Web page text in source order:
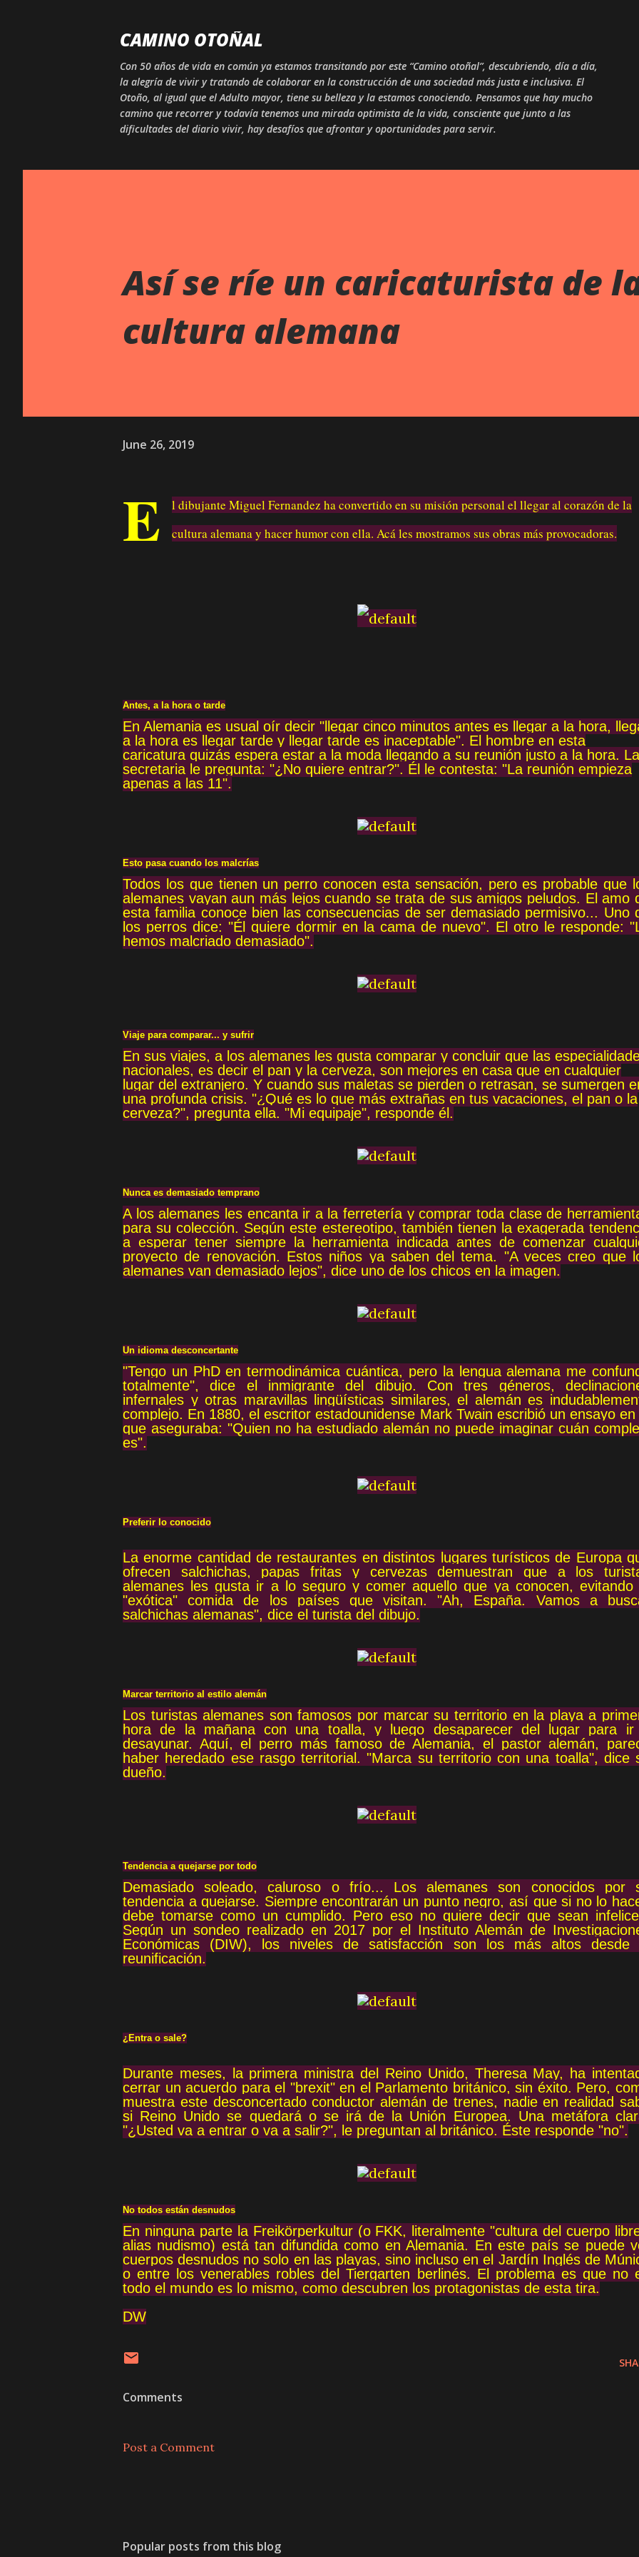
CAMINO OTOÑAL
Con 50 años de vida en común ya estamos transitando por este “Camino otoñal”, descubriendo, día a día,
la alegría de vivir y tratando de colaborar en la construcción de una sociedad más justa e inclusiva. El
Otoño, al igual que el Adulto mayor, tiene su belleza y la estamos conociendo. Pensamos que hay mucho
camino que recorrer y todavía tenemos una mirada optimista de la vida, consciente que junto a las
dificultades del diario vivir, hay desafíos que afrontar y oportunidades para servir.
Así se ríe un caricaturista de
cultura alemana
June 26, 2019
E
l dibujante Miguel Fernandez ha convertido en su misión personal el llegar al corazón de la
cultura alemana y hacer humor con ella. Acá les mostramos sus obras más provocadoras.
Antes, a la hora o tarde
En Alemania es usual oír decir "llegar cinco minutos antes es llegar a la hora,
a la hora es llegar tarde y llegar tarde es inaceptable". El hombre en esta
caricatura quizás espera estar a la moda llegando a su reunión justo a la hora. La
secretaria le pregunta: "¿No quiere entrar?". Él le contesta: "La reunión empieza
apenas a las 11".
Esto pasa cuando los malcrías
Todos los que tienen un perro conocen esta sensación, pero es probable que
alemanes vayan aun más lejos cuando se trata de sus amigos peludos. El amo
esta familia conoce bien las consecuencias de ser demasiado permisivo... Uno
los perros dice: "Él quiere dormir en la cama de nuevo". El otro le responde:
hemos malcriado demasiado".
Viaje para comparar... y sufrir
En sus viajes, a los alemanes les gusta comparar y concluir que las
nacionales, es decir el pan y la cerveza, son mejores en casa que en cualquier
lugar del extranjero. Y cuando sus maletas se pierden o retrasan, se sumergen
una profunda crisis. "¿Qué es lo que más extrañas en tus vacaciones, el pan o la
cerveza?", pregunta ella. "Mi equipaje", responde él.
Nunca es demasiado temprano
A los alemanes les encanta ir a la ferretería y comprar toda clase de
para su colección. Según este estereotipo, también tienen la exagerada
a esperar tener siempre la herramienta indicada antes de comenzar
proyecto de renovación. Estos niños ya saben del tema. "A veces creo que
alemanes van demasiado lejos", dice uno de los chicos en la imagen.
Un idioma desconcertante
"Tengo un PhD en termodinámica cuántica, pero la lengua alemana me
totalmente", dice el inmigrante del dibujo. Con tres géneros,
infernales y otras maravillas lingüísticas similares, el alemán es
complejo. En 1880, el escritor estadounidense Mark Twain escribió un ensayo en
que aseguraba: "Quien no ha estudiado alemán no puede imaginar cuán
es".
Preferir lo conocido
La enorme cantidad de restaurantes en distintos lugares turísticos de Europa
ofrecen salchichas, papas fritas y cervezas demuestran que a los
alemanes les gusta ir a lo seguro y comer aquello que ya conocen, evitando
"exótica" comida de los países que visitan. "Ah, España. Vamos a
salchichas alemanas", dice el turista del dibujo.
Marcar territorio al estilo alemán
Los turistas alemanes son famosos por marcar su territorio en la playa a
hora de la mañana con una toalla, y luego desaparecer del lugar para
desayunar. Aquí, el perro más famoso de Alemania, el pastor alemán,
haber heredado ese rasgo territorial. "Marca su territorio con una toalla", dice
dueño.
Tendencia a quejarse por todo
Demasiado soleado, caluroso o frío... Los alemanes son conocidos por
tendencia a quejarse. Siempre encontrarán un punto negro, así que si no lo
debe tomarse como un cumplido. Pero eso no quiere decir que sean
Según un sondeo realizado en 2017 por el Instituto Alemán de
Económicas (DIW), los niveles de satisfacción son los más altos desde
reunificación.
¿Entra o sale?
Durante meses, la primera ministra del Reino Unido, Theresa May, ha
cerrar un acuerdo para el "brexit" en el Parlamento británico, sin éxito. Pero,
muestra este desconcertado conductor alemán de trenes, nadie en realidad
si Reino Unido se quedará o se irá de la Unión Europea. Una metáfora
"¿Usted va a entrar o va a salir?", le preguntan al británico. Éste responde "no".
No todos están desnudos
En ninguna parte la Freikörperkultur (o FKK, literalmente "cultura del cuerpo
alias nudismo) está tan difundida como en Alemania. En este país se puede
cuerpos desnudos no solo en las playas, sino incluso en el Jardín Inglés de
o entre los venerables robles del Tiergarten berlinés. El problema es que no
todo el mundo es lo mismo, como descubren los protagonistas de esta tira.
DW
Comments
Post a Comment
Popular posts from this blog